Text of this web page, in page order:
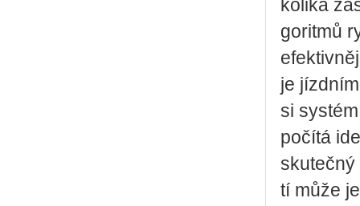
ko­li­ka
go­rit­mů
je
si
po­čí­tá
sku­teč­ný
tí může